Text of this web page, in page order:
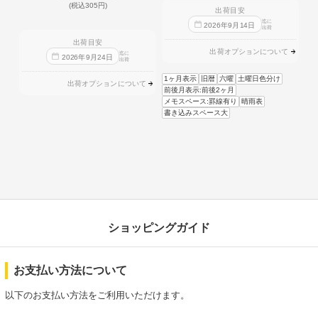
(税込305円)
出荷目安
2026年9 月24日
迄に
出荷
出荷オプションについて
出荷目安
2026年9 月 14日
迄に
出荷
出荷オプションについて
1ヶ月表示 旧暦 六曜 土曜日色分け
前後月表示:前後2ヶ月
メモスペース:罫線有り
晴雨表
書き込みスペース大
ショッピングガイド
お支払い方法について
以下のお支払い方法をご利用いただけます。